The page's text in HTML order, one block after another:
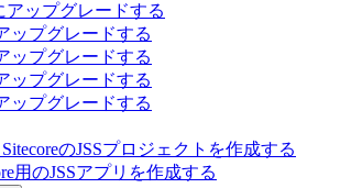
アップグレードする
ップグレードする
ップグレードする
ップグレードする
ップグレードする
のJSSプロジェクトを作成する
用のJSSアプリを作成する